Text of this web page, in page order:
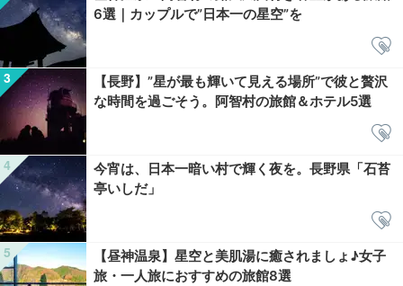
6選｜カップルで”日本一の星空”を
【長野】”星が最も輝いて見える場所”で彼と贅沢
な時間を過ごそう。阿智村の旅館＆ホテル5選
今宵は、日本一暗い村で輝く夜を。長野県「石苔
亭いしだ」
【昼神温泉】星空と美肌湯に癒されましょ♪女子
旅・一人旅におすすめの旅館8選